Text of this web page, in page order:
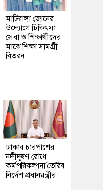
মাটিরাঙ্গা জোনের
উদ্যোগে চিকিৎসা
সেবা ও শিক্ষার্থীদের
মাঝে শিক্ষা সামগ্রী
বিতরন
ঢাকার চারপাশের
নদীদূষণ রোধে
কর্মপরিকল্পনা তৈরির
নির্দেশ প্রধানমন্ত্রীর